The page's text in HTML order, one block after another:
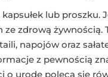
lub proszku.
zdrową
napojów oraz
z pewnością
o urodę poleca się